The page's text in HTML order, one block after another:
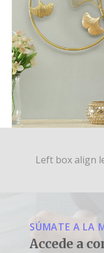
Left box align
SÚMATE A LA
Accede a